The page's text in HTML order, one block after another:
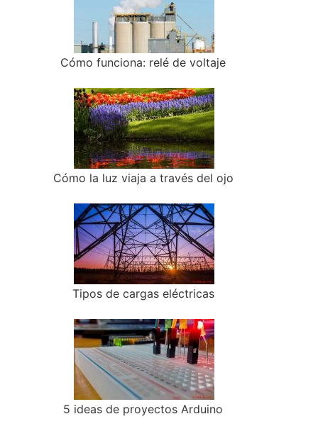
Cómo funciona: relé de voltaje
Cómo la luz viaja a través del ojo
Tipos de cargas eléctricas
5 ideas de proyectos Arduino